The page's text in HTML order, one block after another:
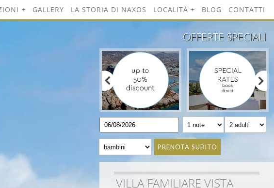
GALLERY LA STORIA DI NAXOS LOCALITÀ BLOG CONTATTI
OFFERTE SPECIALI
PRENOTA SUBITO
VILLA FAMILIARE VISTA